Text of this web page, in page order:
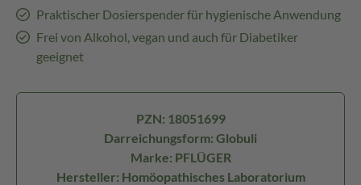
Praktischer Dosierspender für hygienische Anwendung
Frei von Alkohol, vegan und auch für Diabetiker
geeignet
PZN: 18051699
Darreichungsform: Globuli
Marke: PFLÜGER
Hersteller: Homöopathisches Laboratorium